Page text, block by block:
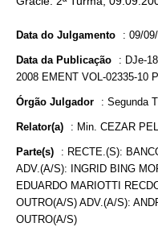
Data do Julgamento : 09/
Data da Publicação : DJe-
2008 EMENT VOL-02335-10
Órgão Julgador : Segunda
Relator(a) : Min. CEZAR
Parte(s) : RECTE.(S):
ADV.(A/S): INGRID BING
EDUARDO MARIOTTI
OUTRO(A/S) ADV.(A/S):
OUTRO(A/S)